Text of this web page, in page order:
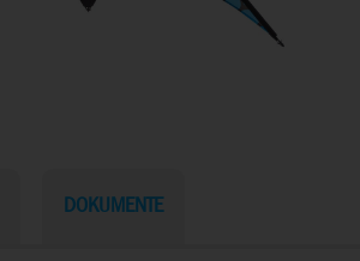
DOKUMENTE